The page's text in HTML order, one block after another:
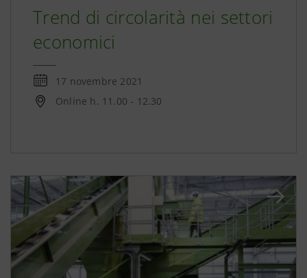
Trend di circolarità nei settori
economici
17 novembre 2021
Online h. 11.00 - 12.30